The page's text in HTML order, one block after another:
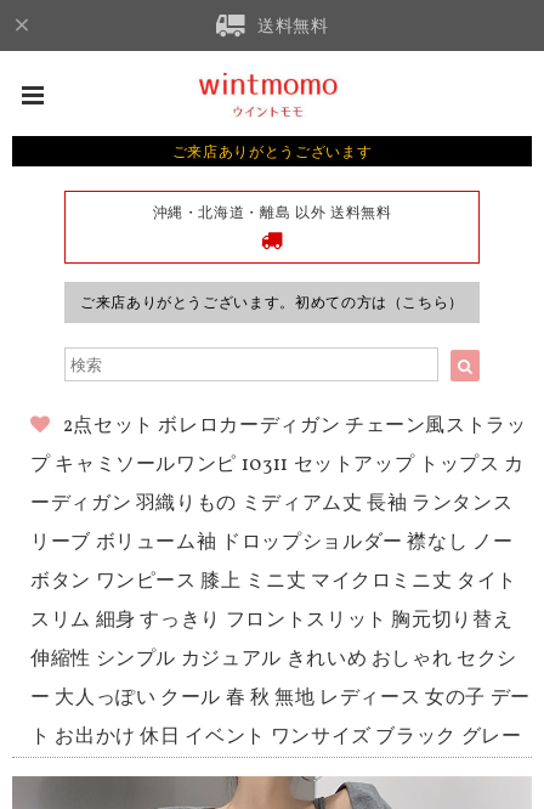
送料無料
ご来店ありがとうございます
沖縄・北海道・離島 以外 送料無料
ご来店ありがとうございます。初めての方は（こちら）
2点セット ボレロカーディガン チェーン風ストラッ
プ キャミソールワンピ 10311 セットアップ トップス カ
ーディガン 羽織りもの ミディアム丈 長袖 ランタンス
リーブ ボリューム袖 ドロップショルダー 襟なし ノー
ボタン ワンピース 膝上 ミニ丈 マイクロミニ丈 タイト
スリム 細身 すっきり フロントスリット 胸元切り替え
伸縮性 シンプル カジュアル きれいめ おしゃれ セクシ
ー 大人っぽい クール 春 秋 無地 レディース 女の子 デー
ト お出かけ 休日 イベント ワンサイズ ブラック グレー